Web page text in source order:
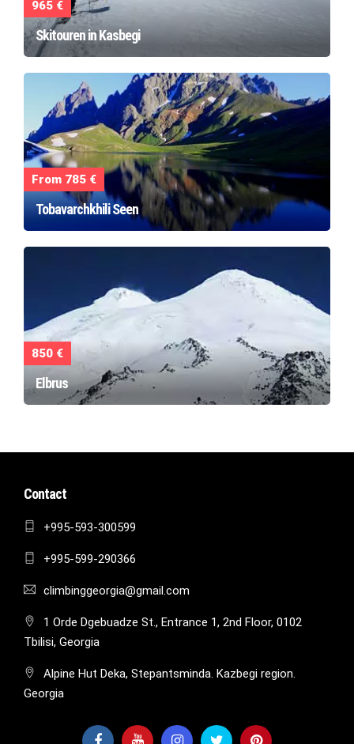
965 €
Skitouren in Kasbegi
From 785 €
Tobavarchkhili Seen
850 €
Elbrus
Contact
+995-593-300599
+995-599-290366
climbinggeorgia@gmail.com
1 Orde Dgebuadze St., Entrance 1, 2nd Floor, 0102
Tbilisi, Georgia
Alpine Hut Deka, Stepantsminda. Kazbegi region.
Georgia